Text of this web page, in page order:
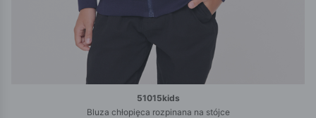
51015kids
Bluza chłopięca rozpinana na stójce